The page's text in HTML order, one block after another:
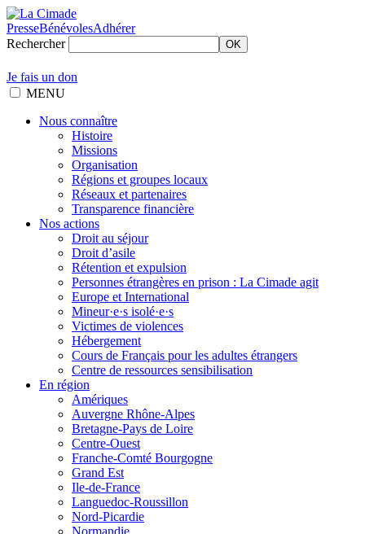
PresseBénévolesAdhérer
Rechercher
OK
Je fais un don
MENU
Nous connaître
Histoire
Missions
Organisation
Régions et groupes locaux
Réseaux et partenaires
Transparence financière
Nos actions
Droit au séjour
Droit d’asile
Rétention et expulsion
Personnes étrangères en prison : La Cimade agit
Europe et International
Mineur·e·s isolé·e·s
Victimes de violences
Hébergement
Cours de Français pour les adultes étrangers
Centre de ressources sensibilisation
En région
Amériques
Auvergne Rhône-Alpes
Bretagne-Pays de Loire
Centre-Ouest
Franche-Comté Bourgogne
Grand Est
Ile-de-France
Languedoc-Roussillon
Nord-Picardie
Normandie